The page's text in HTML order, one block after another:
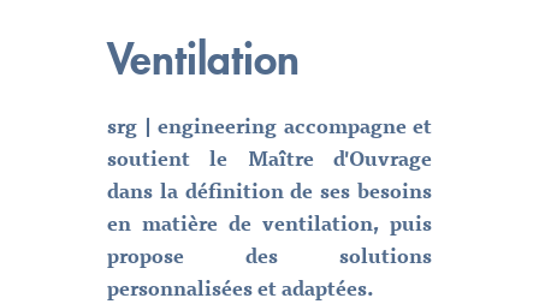
Ventilation
srg | engineering accompagne et
soutient le Maître d'Ouvrage
dans la définition de ses besoins
en matière de ventilation, puis
propose des solutions
personnalisées et adaptées.